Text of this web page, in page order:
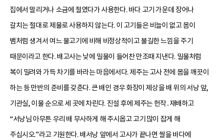
집에서 말리거나 소금에 절였다가 사용한다. 바다 고기 가운데 장어나
갈치는 절대로 제물로 사용하지 않는다. 이 고기들은 비늘이 없고 몸이
뱀처럼 생겨서 여느 물고기에 비해 비정상적이고 불길한 느낌을 주기
때문이라고 한다. 배고사는 낮에 밀물이 들어찬 만조때 지낸다. 밀물처럼
복이 밀려와 가득 차기를 바라는 마음에서다. 제주는 고사 전에 몸을 깨끗이
하는 등 만반의 준비를 갖춘다. 큰 배인 경우 화장이 제상을 배 위의 서낭 앞,
기관실, 이물 순으로 세 곳에 차린다. 진설 후에 제주는 헌작․재배하고
“서낭님 아무튼 우리 배 무사하게 해 주시옵고 고기 많이 잡게 해
주십시오.”라고 기원한다. 배서낭 앞에서 고사가 끝나면 쌀을 바다에